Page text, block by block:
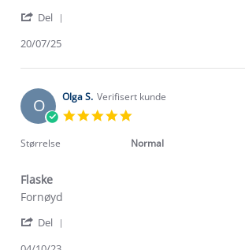
Andreas
on
Jul
Termoflaske
Del
Andreas
on
20
Jul
20/07/25
O Olga S. Verifisert kunde
rating
Størrelse Normal
Flaske
Review
Olga
review
Flaske
Fornøyd
Del